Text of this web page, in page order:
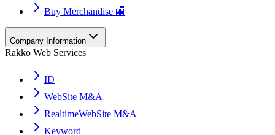
Buy Merchandise 🏬
Company Information
Rakko Web Services
ID
WebSite M&A
RealtimeWebSite M&A
Keyword